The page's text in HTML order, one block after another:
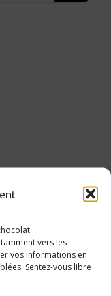
vers les
vos informations en
Sentez-vous libre